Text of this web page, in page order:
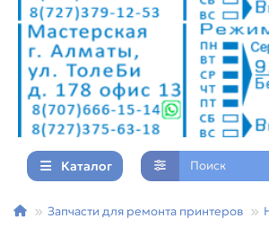
Каталог
Запчасти для ремонта принтеров